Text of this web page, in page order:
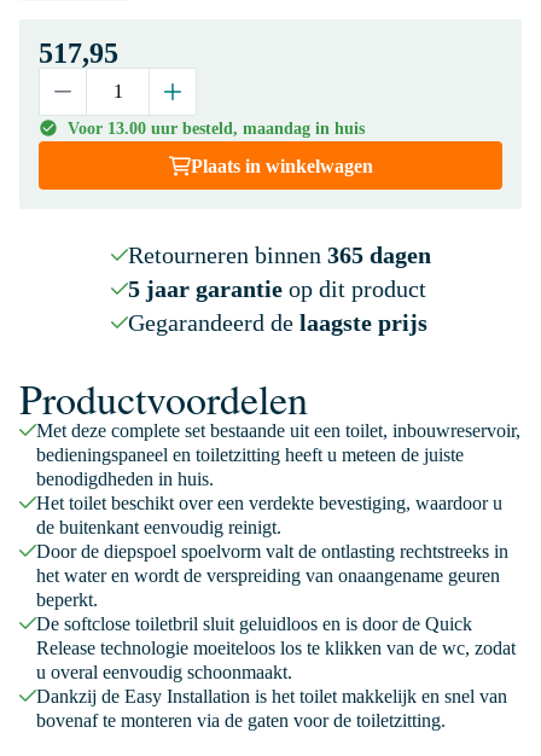
517,95
Voor 13.00 uur besteld, maandag in huis
Plaats in winkelwagen
Retourneren binnen 365 dagen
5 jaar garantieop dit product
Gegarandeerd de laagste prijs
Productvoordelen
Met deze complete set bestaande uit een toilet, inbouwreservoir,
bedieningspaneel en toiletzitting heeft u meteen de juiste
benodigdheden in huis.
Het toilet beschikt over een verdekte bevestiging, waardoor u
de buitenkant eenvoudig reinigt.
Door de diepspoel spoelvorm valt de ontlasting rechtstreeks in
het water en wordt de verspreiding van onaangename geuren
beperkt.
De softclose toiletbril sluit geluidloos en is door de Quick
Release technologie moeiteloos los te klikken van de wc, zodat
u overal eenvoudig schoonmaakt.
Dankzij de Easy Installation is het toilet makkelijk en snel van
bovenaf te monteren via de gaten voor de toiletzitting.